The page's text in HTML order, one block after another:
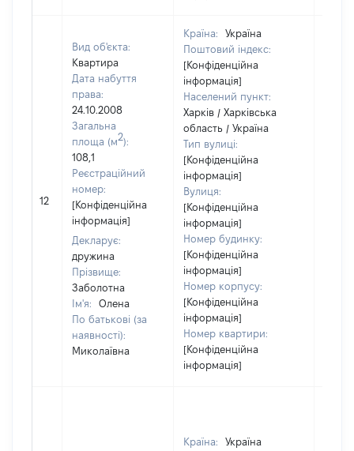
12
Вид об'єкта:
Квартира
Дата набуття
права:
24.10.2008
Загальна
площа (м2):
108,1
Реєстраційний
номер:
[Конфіденційна
інформація]
Декларує:
дружина
Прізвище:
Заболотна
Ім'я:
Олена
По батькові (за
наявності):
Миколаївна
Країна:
Україна
Поштовий індекс:
[Конфіденційна
інформація]
Населений пункт:
Харків / Харківська
область / Україна
Тип вулиці:
[Конфіденційна
інформація]
Вулиця:
[Конфіденційна
інформація]
Номер будинку:
[Конфіденційна
інформація]
Номер корпусу:
[Конфіденційна
інформація]
Номер квартири:
[Конфіденційна
інформація]
Країна:
Україна